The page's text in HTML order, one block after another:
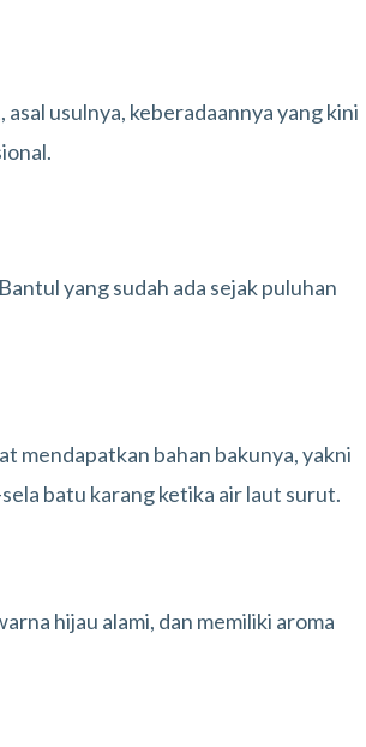
usulnya, keberadaannya yang kini
yang sudah ada sejak puluhan
mendapatkan bahan bakunya, yakni
batu karang ketika air laut surut.
hijau alami, dan memiliki aroma